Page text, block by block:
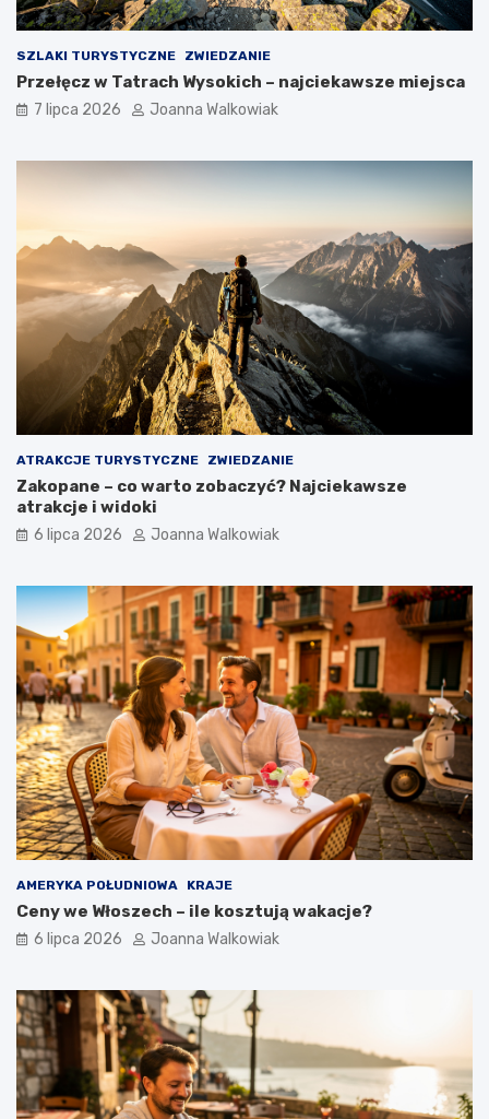
SZLAKI TURYSTYCZNE ZWIEDZANIE
Przełęcz w Tatrach Wysokich – najciekawsze miejsca
7 lipca 2026 Joanna Walkowiak
ATRAKCJE TURYSTYCZNE ZWIEDZANIE
Zakopane – co warto zobaczyć? Najciekawsze
atrakcje i widoki
6 lipca 2026 Joanna Walkowiak
AMERYKA POŁUDNIOWA KRAJE
Ceny we Włoszech – ile kosztują wakacje?
6 lipca 2026 Joanna Walkowiak